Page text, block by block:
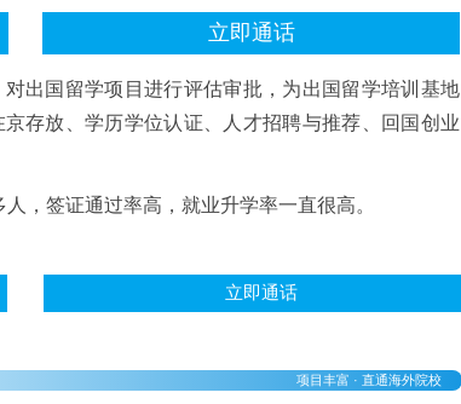
立即通话
出国留学项目进行评估审批，为出国留学培训基地
存放、学历学位认证、人才招聘与推荐、回国创业
，签证通过率高，就业升学率一直很高。
立即通话
项目丰富 · 直通海外院校